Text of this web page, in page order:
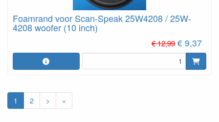
Foamrand voor Scan-Speak 25W4208 / 25W-
4208 woofer (10 inch)
€ 12,99 € 9,37
1 2 > »